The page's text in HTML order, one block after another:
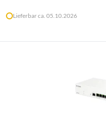
Lieferbar ca. 05.10.2026